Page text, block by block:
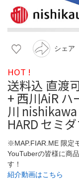
シェア
HOT !
送料込 直渡
+ 西川AiR
川
HARD セミ
※MAP.FIAR.ME 限定
YouTuberの皆様に商
す！
紹介動画はこちら